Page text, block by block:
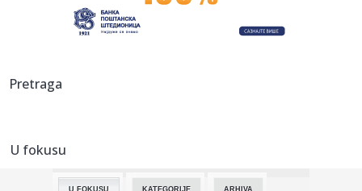
23:59:U predgrađu Damaska podignut autobus u vazduh, dve
posebno ga je ra...
23:48:
Pretraga
U fokusu
U FOKUSU KATEGORIJE ARHIVA